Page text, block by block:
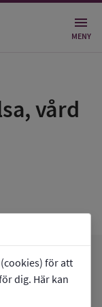
för att
dig. Här kan
MENY
vård
favoriterfavorite